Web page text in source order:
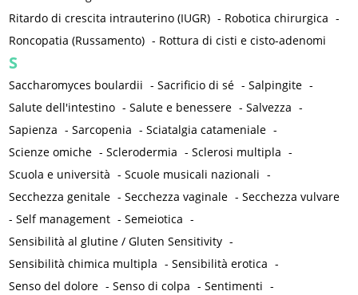
Ritardo di crescita intrauterino (IUGR) - Robotica chirurgica -
Roncopatia (Russamento) - Rottura di cisti e cisto-adenomi
S
Saccharomyces boulardii -Sacrificio di sé -Salpingite -
Salute dell'intestino -Salute e benessere -Salvezza -
Sapienza -Sarcopenia -Sciatalgia catameniale -
Scienze omiche -Sclerodermia -Sclerosi multipla -
Scuola e università -Scuole musicali nazionali -
Secchezza genitale -Secchezza vaginale -Secchezza vulvare
-Self management -Semeiotica -
Sensibilità al glutine / Gluten Sensitivity -
Sensibilità chimica multipla -Sensibilità erotica -
Senso del dolore -Senso di colpa -Sentimenti -